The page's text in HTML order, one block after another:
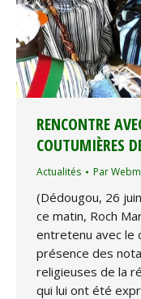
RENCONTRE
COUTUMIÈRES
Actualités Par
(Dédougou, 26
ce matin, Roch
entretenu avec le
présence des
religieuses de la
qui lui ont été